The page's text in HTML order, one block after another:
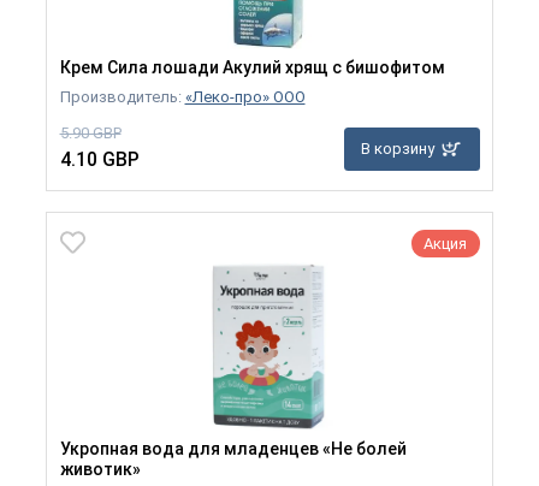
Крем Сила лошади Акулий хрящ с бишофитом
Производитель: «Леко-про» ООО
5.90 GBP
4.10 GBP В корзину
Акция
Укропная вода для младенцев «Не болей
животик»